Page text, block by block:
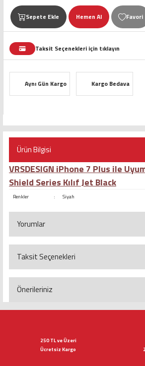
Sepete Ekle Hemen Al
Taksit Seçenekleri için tıklayın
Aynı Gün Kargo Kargo Bedava
Ürün Bilgisi
VRSDESIGN iPhone 7 Plus ile
Shield Series Kılıf Jet Black
Renkler : Siyah
Yorumlar
Bu ürüne ilk yorumu siz
Taksit Seçenekleri
Önerileriniz
250 TL ve Üzeri
Ücretsiz Kargo